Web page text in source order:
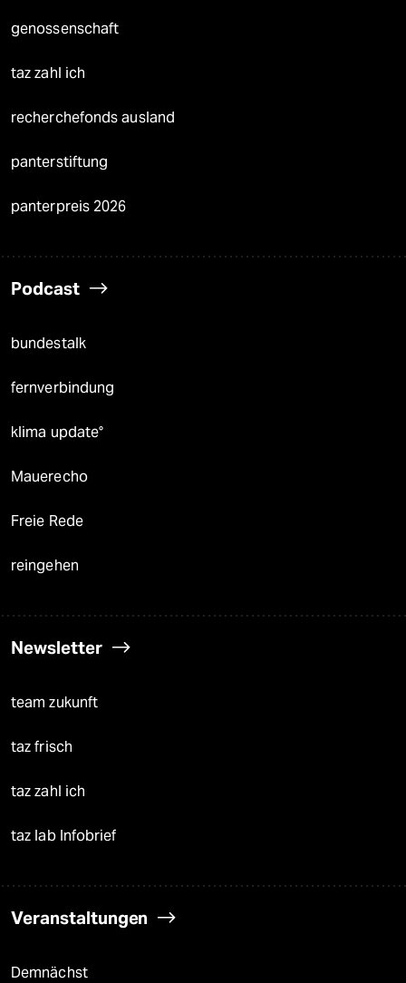
genossenschaft
taz zahl ich
recherchefonds ausland
panterstiftung
panterpreis 2026
Podcast
bundestalk
fernverbindung
klima update°
Mauerecho
Freie Rede
reingehen
Newsletter
team zukunft
taz frisch
taz zahl ich
taz lab Infobrief
Veranstaltungen
Demnächst